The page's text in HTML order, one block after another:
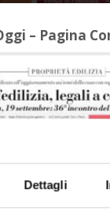
Dettagli
– Pagina
– Luglio 2026